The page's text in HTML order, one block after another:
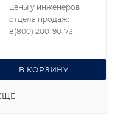
В КОРЗИНУ
цены у инженеров
отдела продаж:
8(800) 200-90-73